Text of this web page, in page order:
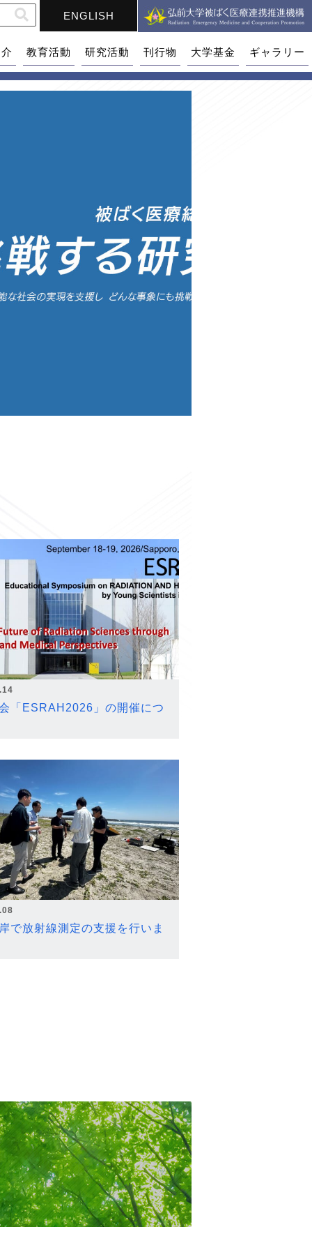
ENGLISH
教育活動 研究活動 刊行物 大学基金 ギャラリー
「ESRAH2026」の開催につ
で放射線測定の支援を行いま